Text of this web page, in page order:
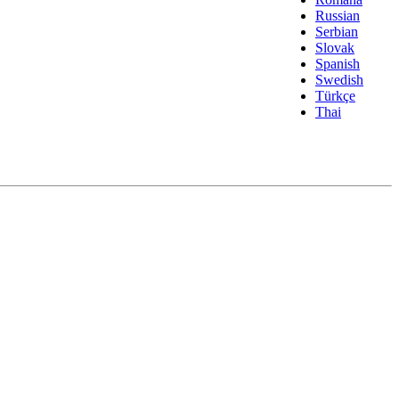
Russian
Serbian
Slovak
Spanish
Swedish
Türkçe
Thai